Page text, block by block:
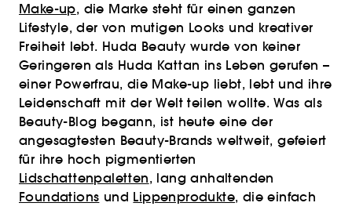
Make-up, die Marke steht für einen ganzen
Lifestyle, der von mutigen Looks und kreativer
Freiheit lebt. Huda Beauty wurde von keiner
Geringeren als Huda Kattan ins Leben gerufen –
einer Powerfrau, die Make-up liebt, lebt und ihre
Leidenschaft mit der Welt teilen wollte. Was als
Beauty-Blog begann, ist heute eine der
angesagtesten Beauty-Brands weltweit, gefeiert
für ihre hoch pigmentierten
Lidschattenpaletten, lang anhaltenden
Foundations und Lippenprodukte, die einfach